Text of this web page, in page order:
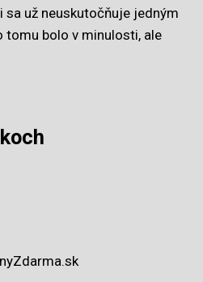
už neuskutočňuje jedným
tomu bolo v minulosti, ale